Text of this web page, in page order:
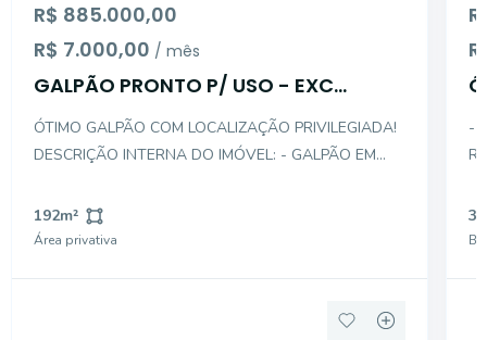
R$ 885.000,00
R$ 7.000,00 / mês
GALPÃO PRONTO P/ USO - EXC
LOCALIZAÇÃO - CAMBUCI
ÓTIMO GALPÃO COM LOCALIZAÇÃO PRIVILEGIADA!
DESCRIÇÃO INTERNA DO IMÓVEL: - GALPÃO EM
NOS FUNDOS - MEZANINO COM ESPAÇO PARA
ESCRITÓRIO - BANHEIRO NO MEZANINO - GALPÃO
192m²
Área privativa
-
3